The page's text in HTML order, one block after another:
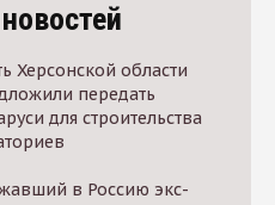
Херсонской области
передать
для строительства
в Россию экс-